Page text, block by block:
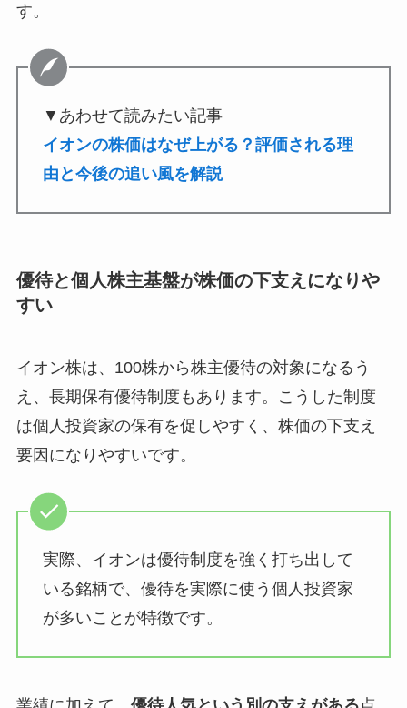
す。
▼あわせて読みたい記事
イオンの株価はなぜ上がる？評価される理
由と今後の追い風を解説
優待と個人株主基盤が株価の下支えになりや
すい
イオン株は、100株から株主優待の対象になるう
え、長期保有優待制度もあります。こうした制度
は個人投資家の保有を促しやすく、株価の下支え
要因になりやすいです。
実際、イオンは優待制度を強く打ち出して
いる銘柄で、優待を実際に使う個人投資家
が多いことが特徴です。